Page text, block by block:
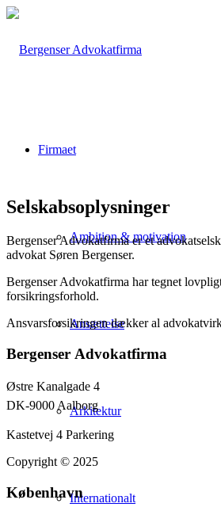
Firmaet
Ambition & motivation
Ansættelse
Arkitektur
Internationalt
Selskabsoplysninger
Bergenser Advokatfirma er et
advokat Søren Bergenser.
Bergenser Advokatfirma har tegnet
forsikringsforhold.
Ansvarsforsikringen dækker al
Bergenser Advokatfirma
Østre Kanalgade 4
DK-9000 Aalborg
Kastetvej 4 Parkering
Copyright © 2025
København